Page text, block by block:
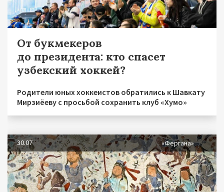
От букмекеров
до президента: кто спасет
узбекский хоккей?
Родители юных хоккеистов обратились к Шавкату
Мирзиёеву с просьбой сохранить клуб «Хумо»
30.07 «Фергана»